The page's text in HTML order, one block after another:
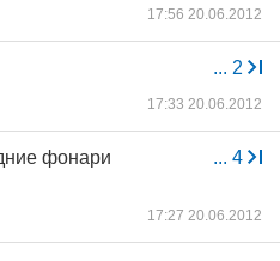
17:56 20.06.2012
... 2
17:33 20.06.2012
... 4
фонари
17:27 20.06.2012